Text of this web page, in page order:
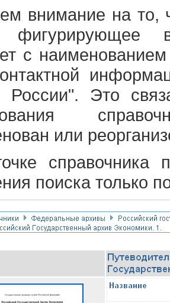
внимание на то,
фигурирующее
с
России". Это
или
справочника
поиска только